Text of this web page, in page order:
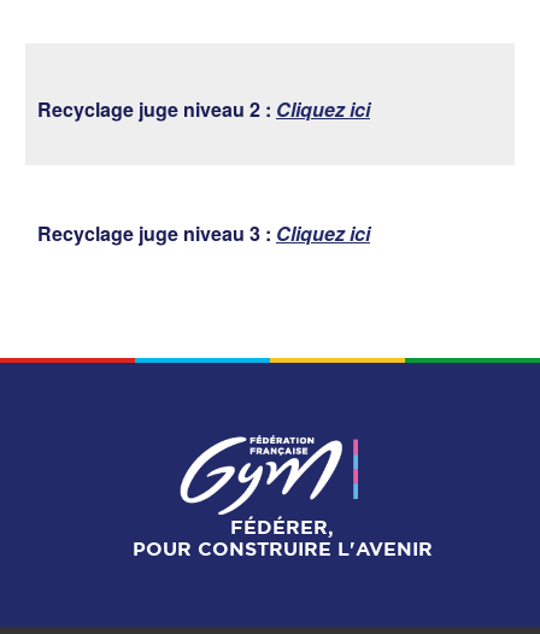
Recyclage juge niveau 2 : Cliquez ici
Recyclage juge niveau 3 : Cliquez ici
FÉDÉRER,
POUR CONSTRUIRE L'AVENIR